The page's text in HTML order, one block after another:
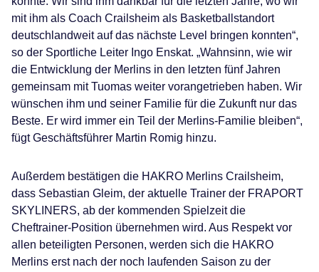
mit ihm als Coach Crailsheim als Basketballstandort
deutschlandweit auf das nächste Level bringen konnten“,
so der Sportliche Leiter Ingo Enskat. „Wahnsinn, wie wir
die Entwicklung der Merlins in den letzten fünf Jahren
gemeinsam mit Tuomas weiter vorangetrieben haben. Wir
wünschen ihm und seiner Familie für die Zukunft nur das
Beste. Er wird immer ein Teil der Merlins-Familie bleiben“,
fügt Geschäftsführer Martin Romig hinzu.
Außerdem bestätigen die HAKRO Merlins Crailsheim,
dass Sebastian Gleim, der aktuelle Trainer der FRAPORT
SKYLINERS, ab der kommenden Spielzeit die
Cheftrainer-Position übernehmen wird. Aus Respekt vor
allen beteiligten Personen, werden sich die HAKRO
Merlins erst nach der noch laufenden Saison zu der